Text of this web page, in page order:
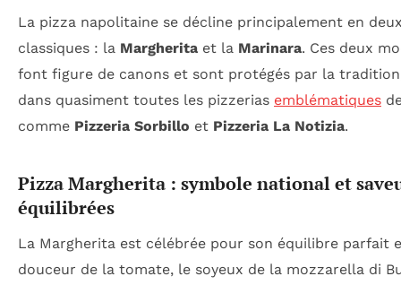
La pizza napolitaine se décline principalement en
classiques : la Margherita et la Marinara. Ces deux
font figure de canons et sont protégés par la
dans quasiment toutes les pizzerias emblématiques
comme Pizzeria Sorbillo et Pizzeria La Notizia.
Pizza Margherita : symbole national et
équilibrées
La Margherita est célébrée pour son équilibre parfait
douceur de la tomate, le soyeux de la mozzarella di